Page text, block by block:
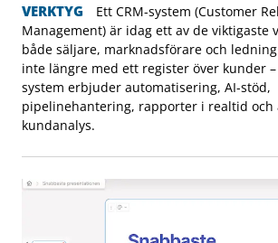
VERKTYG
Ett CRM-system (Customer
Management) är idag ett av de viktigaste
både säljare, marknadsförare och
inte längre med ett register över kunder –
system erbjuder automatisering, AI-stöd,
pipelinehantering, rapporter i realtid och
kundanalys.